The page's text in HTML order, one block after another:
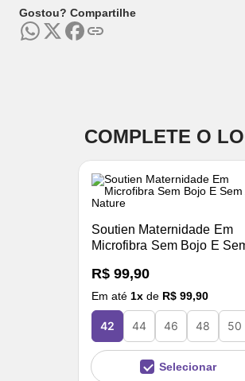
Gostou? Compartilhe
COMPLETE O
Soutien Maternidade Em
Microfibra Sem Bojo E
R$ 99,90
Em até 1x de R$ 99,90
42 44 46 48 50
Selecionar